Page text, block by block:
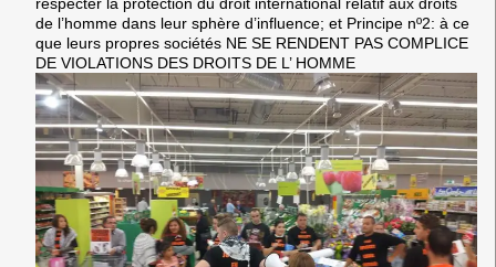
de l’homme dans leur sphère d’influence; et Principe nº2: à ce
que leurs propres sociétés NE SE RENDENT PAS COMPLICE
DE VIOLATIONS DES DROITS DE L’ HOMME